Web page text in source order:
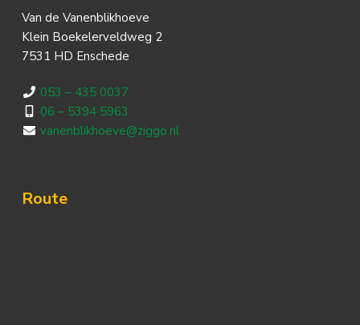
Van de Vanenblikhoeve
Klein Boekelerveldweg 2
7531 HD Enschede
053 – 435 0037
06 – 5394 5963
vanenblikhoeve@ziggo.nl
Route